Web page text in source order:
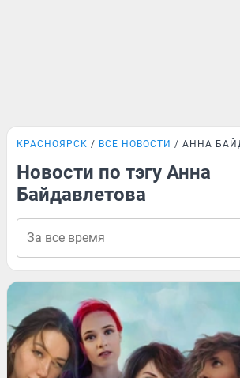
КРАСНОЯРСК ВСЕ НОВОСТИ АННА
Новости по тэгу Анна
Байдавлетова